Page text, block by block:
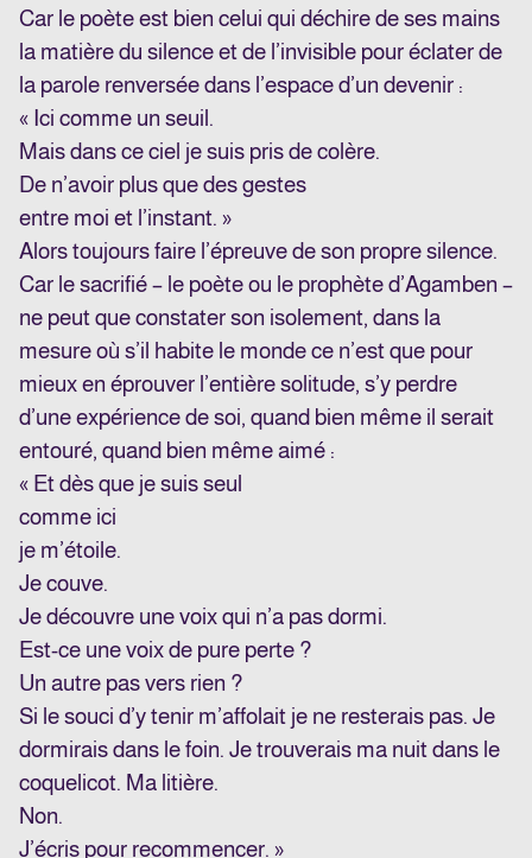
Car le poète est bien celui qui déchire de ses mains
la matière du silence et de l’invisible pour éclater de
la parole renversée dans l’espace d’un devenir :
« Ici comme un seuil.
Mais dans ce ciel je suis pris de colère.
De n’avoir plus que des gestes
entre moi et l’instant. »
Alors toujours faire l’épreuve de son propre silence.
Car le sacrifié – le poète ou le prophète d’Agamben –
ne peut que constater son isolement, dans la
mesure où s’il habite le monde ce n’est que pour
mieux en éprouver l’entière solitude, s’y perdre
d’une expérience de soi, quand bien même il serait
entouré, quand bien même aimé :
« Et dès que je suis seul
comme ici
je m’étoile.
Je couve.
Je découvre une voix qui n’a pas dormi.
Est-ce une voix de pure perte ?
Un autre pas vers rien ?
Si le souci d’y tenir m’affolait je ne resterais pas. Je
dormirais dans le foin. Je trouverais ma nuit dans le
coquelicot. Ma litière.
Non.
J’écris pour recommencer. »